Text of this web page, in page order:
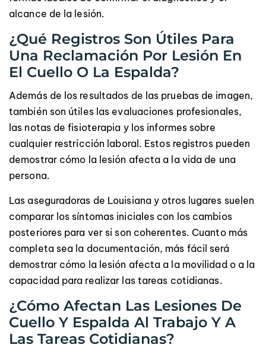
alcance de la lesión.
¿Qué Registros Son Útiles Para
Una Reclamación Por Lesión En
El Cuello O La Espalda?
Además de los resultados de las pruebas de imagen,
también son útiles las evaluaciones profesionales,
las notas de fisioterapia y los informes sobre
cualquier restricción laboral. Estos registros pueden
demostrar cómo la lesión afecta a la vida de una
persona.
Las aseguradoras de Louisiana y otros lugares suelen
comparar los síntomas iniciales con los cambios
posteriores para ver si son coherentes. Cuanto más
completa sea la documentación, más fácil será
demostrar cómo la lesión afecta a la movilidad o a la
capacidad para realizar las tareas cotidianas.
¿Cómo Afectan Las Lesiones De
Cuello Y Espalda Al Trabajo Y A
Las Tareas Cotidianas?